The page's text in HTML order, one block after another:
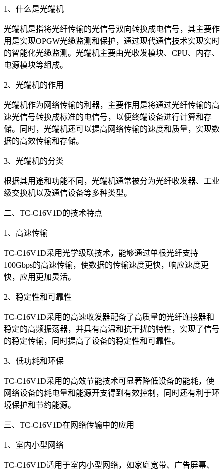
1、什么是光端机
光端机是指将光纤传输的光信号双向转换成电信号，其主要作
用是实现OPGW光缆监测和保护，通过现代通信技术实现实时
的智能化光缆监测。光端机主要由光收发模块、CPU、内存、
电源模块等组成。
2、光端机的作用
光端机作为网络传输的利器，主要作用是将通过光纤传输的高
速光信号转换成标准的电信号，以便终端设备进行计算和存
储。同时，光端机还可以提高网络传输的速度和质量，实现数
据的高效传输和存储。
3、光端机的分类
根据其用途和功能不同，光端机通常被分为光纤收发器、工业
级交换机以及通信设备等多种类型。
二、TC-C16V1D的技术特点
1、高速传输
TC-C16V1D采用光学级联技术，能够通过单根光纤支持
100Gbps的高速传输，使数据的传输速度更快，响应速度更
快，应用更加灵活。
2、稳定性和可靠性
TC-C16V1D采用的高速收发器配备了高质量的光纤连接器和
稳定的高频振荡器，并具有高温和抗干扰的特性，实现了信号
的稳定传输，同时提高了设备的稳定性和可靠性。
3、低功耗和环保
TC-C16V1D采用的高效节能技术可显著降低设备的能耗，使
网络设备的耗电量和能源开支得到有效控制，同时还有利于环
境保护和节约能源。
三、TC-C16V1D在网络传输中的应用
1、室内小型网络
TC-C16V1D适用于室内小型网络，如家庭宽带、广告屏幕、